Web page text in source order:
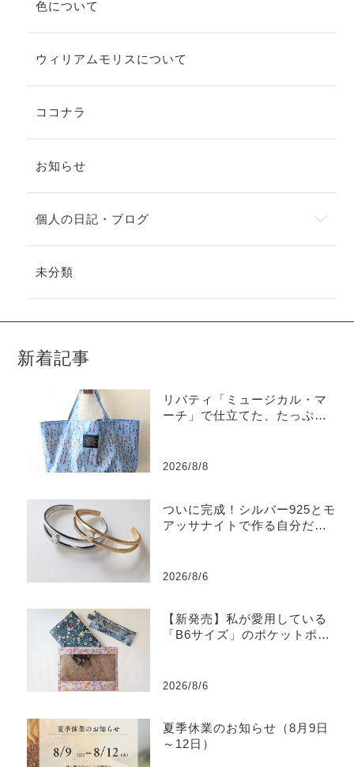
色について
ウィリアムモリスについて
ココナラ
お知らせ
個人の日記・ブログ
未分類
新着記事
リバティ「ミュージカル・マ
ーチ」で仕立てた、たっぷり
2026/8/8
ついに完成！シルバー925とモ
アッサナイトで作る自分だけ
2026/8/6
【新発売】私が愛用している
「B6サイズ」のポケットポー
2026/8/6
夏季休業のお知らせ（8月9日
～12日）